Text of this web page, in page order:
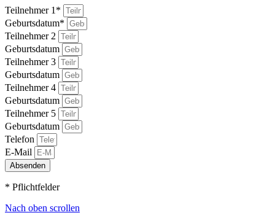
Teilnehmer 1*
Geburtsdatum*
Teilnehmer 2
Geburtsdatum
Teilnehmer 3
Geburtsdatum
Teilnehmer 4
Geburtsdatum
Teilnehmer 5
Geburtsdatum
Telefon
E-Mail
Absenden
* Pflichtfelder
Nach oben scrollen